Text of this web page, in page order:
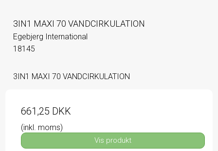
3IN1 MAXI 70 VANDCIRKULATION
Egebjerg International
18145
3IN1 MAXI 70 VANDCIRKULATION
661,25 DKK
(inkl. moms)
Vis produkt